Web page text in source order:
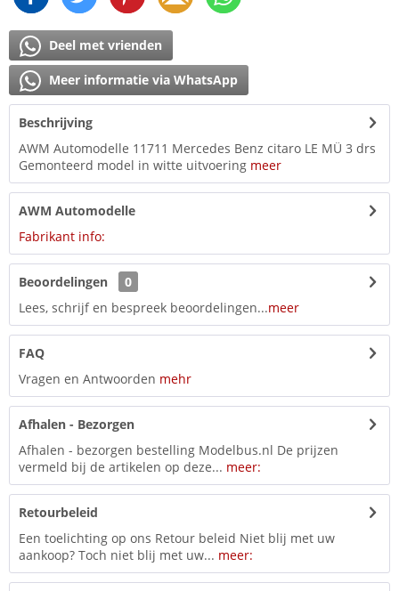
Deel met vrienden
Meer informatie via WhatsApp
Beschrijving
AWM Automodelle 11711 Mercedes Benz citaro LE MÜ 3 drs
Gemonteerd model in witte uitvoering meer
AWM Automodelle
Fabrikant info:
Beoordelingen
0
Lees, schrijf en bespreek beoordelingen...meer
FAQ
Vragen en Antwoorden mehr
Afhalen - Bezorgen
Afhalen - bezorgen bestelling Modelbus.nl De prijzen
vermeld bij de artikelen op deze... meer:
Retourbeleid
Een toelichting op ons Retour beleid Niet blij met uw
aankoop? Toch niet blij met uw... meer: